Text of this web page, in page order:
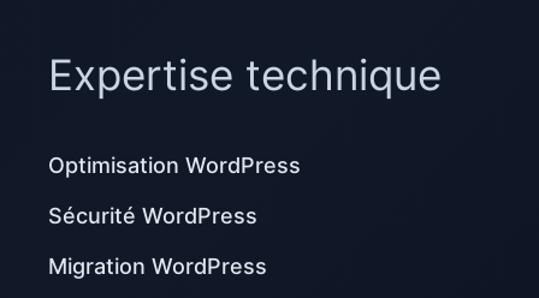
Expertise technique
Optimisation WordPress
Sécurité WordPress
Migration WordPress